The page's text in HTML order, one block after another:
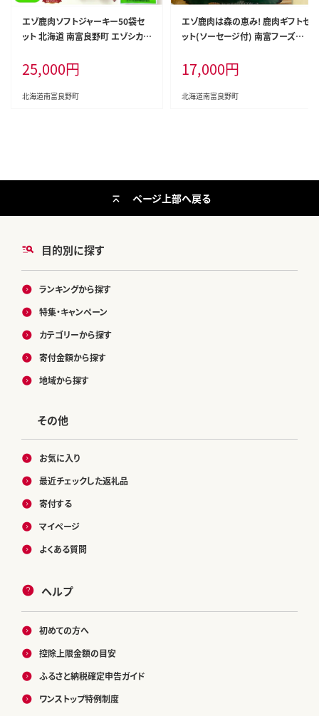
エゾ鹿肉ソフトジャーキー50袋セ
ット 北海道 南富良野町 エゾシカ
ー おつまみ おやつ 加工食品 お肉
25,000円
北海道南富良野町
エゾ鹿肉は森の恵み! 鹿肉ギフトセ
ット(ソーセージ付) 南富フーズ株
肉 北海道 南富良野町 エゾシカ セ
ット 詰合せ お肉 肉の加工品 おか
ず お弁当 おつまみ ジャーキー 缶
17,000円
北海道南富良野町
目的別に探す
ランキングから探す
特集・キャンペーン
カテゴリーから探す
寄付金額から探す
地域から探す
その他
お気に入り
最近チェックした返礼品
寄付する
マイページ
よくある質問
ヘルプ
初めての方へ
控除上限金額の目安
ふるさと納税確定申告ガイド
ワンストップ特例制度
ページ上部へ戻る